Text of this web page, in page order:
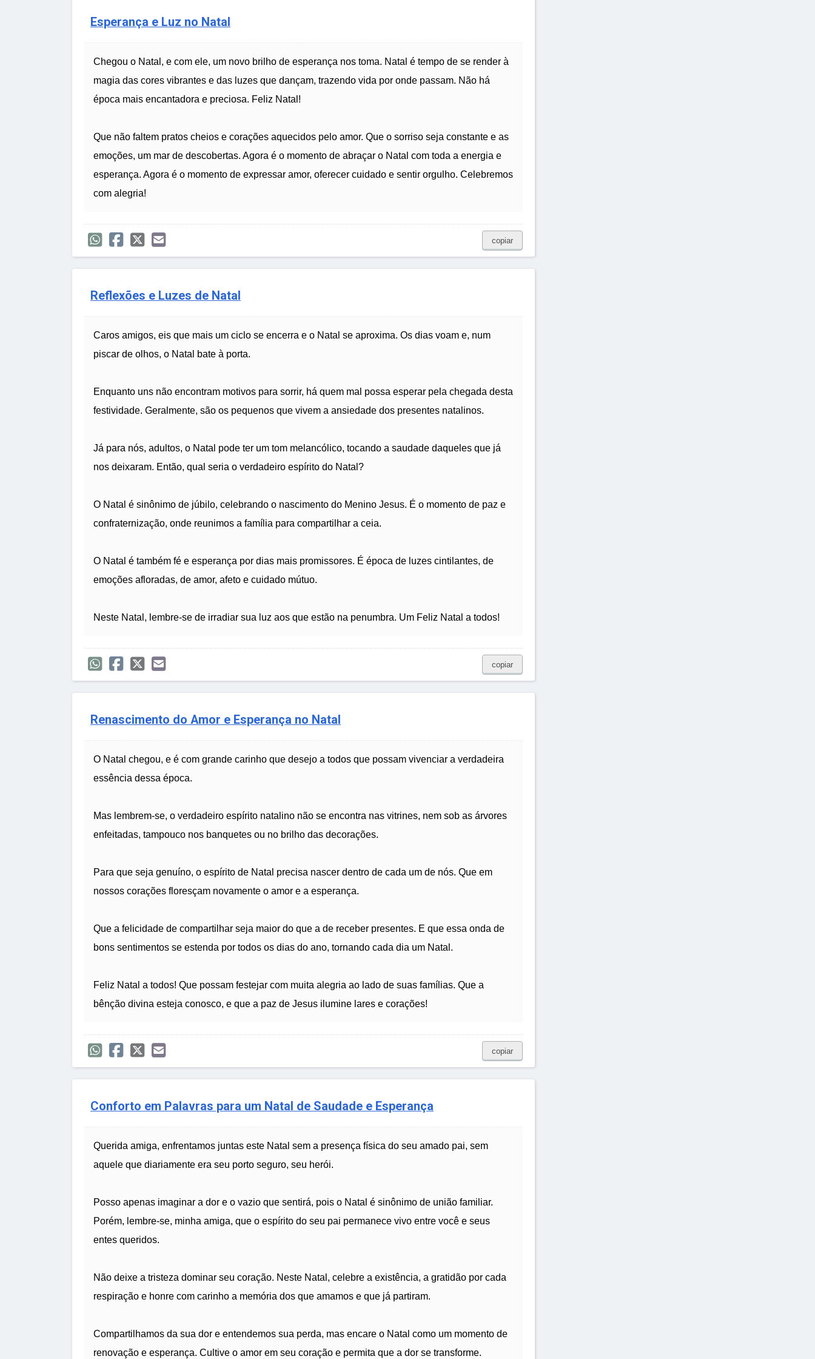
Esperança e Luz no Natal
Chegou o Natal, e com ele, um novo brilho de esperança nos toma. Natal é tempo de se render à
magia das cores vibrantes e das luzes que dançam, trazendo vida por onde passam. Não há
época mais encantadora e preciosa. Feliz Natal!
Que não faltem pratos cheios e corações aquecidos pelo amor. Que o sorriso seja constante e as
emoções, um mar de descobertas. Agora é o momento de abraçar o Natal com toda a energia e
esperança. Agora é o momento de expressar amor, oferecer cuidado e sentir orgulho. Celebremos
com alegria!
copiar
Reflexões e Luzes de Natal
Caros amigos, eis que mais um ciclo se encerra e o Natal se aproxima. Os dias voam e, num
piscar de olhos, o Natal bate à porta.
Enquanto uns não encontram motivos para sorrir, há quem mal possa esperar pela chegada desta
festividade. Geralmente, são os pequenos que vivem a ansiedade dos presentes natalinos.
Já para nós, adultos, o Natal pode ter um tom melancólico, tocando a saudade daqueles que já
nos deixaram. Então, qual seria o verdadeiro espírito do Natal?
O Natal é sinônimo de júbilo, celebrando o nascimento do Menino Jesus. É o momento de paz e
confraternização, onde reunimos a família para compartilhar a ceia.
O Natal é também fé e esperança por dias mais promissores. É época de luzes cintilantes, de
emoções afloradas, de amor, afeto e cuidado mútuo.
Neste Natal, lembre-se de irradiar sua luz aos que estão na penumbra. Um Feliz Natal a todos!
copiar
Renascimento do Amor e Esperança no Natal
O Natal chegou, e é com grande carinho que desejo a todos que possam vivenciar a verdadeira
essência dessa época.
Mas lembrem-se, o verdadeiro espírito natalino não se encontra nas vitrines, nem sob as árvores
enfeitadas, tampouco nos banquetes ou no brilho das decorações.
Para que seja genuíno, o espírito de Natal precisa nascer dentro de cada um de nós. Que em
nossos corações floresçam novamente o amor e a esperança.
Que a felicidade de compartilhar seja maior do que a de receber presentes. E que essa onda de
bons sentimentos se estenda por todos os dias do ano, tornando cada dia um Natal.
Feliz Natal a todos! Que possam festejar com muita alegria ao lado de suas famílias. Que a
bênção divina esteja conosco, e que a paz de Jesus ilumine lares e corações!
copiar
Conforto em Palavras para um Natal de Saudade e Esperança
Querida amiga, enfrentamos juntas este Natal sem a presença física do seu amado pai, sem
aquele que diariamente era seu porto seguro, seu herói.
Posso apenas imaginar a dor e o vazio que sentirá, pois o Natal é sinônimo de união familiar.
Porém, lembre-se, minha amiga, que o espírito do seu pai permanece vivo entre você e seus
entes queridos.
Não deixe a tristeza dominar seu coração. Neste Natal, celebre a existência, a gratidão por cada
respiração e honre com carinho a memória dos que amamos e que já partiram.
Compartilhamos da sua dor e entendemos sua perda, mas encare o Natal como um momento de
renovação e esperança. Cultive o amor em seu coração e permita que a dor se transforme.